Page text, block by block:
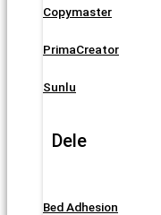
Copymaster
PrimaCreator
Sunlu
Dele
Bed Adhesion